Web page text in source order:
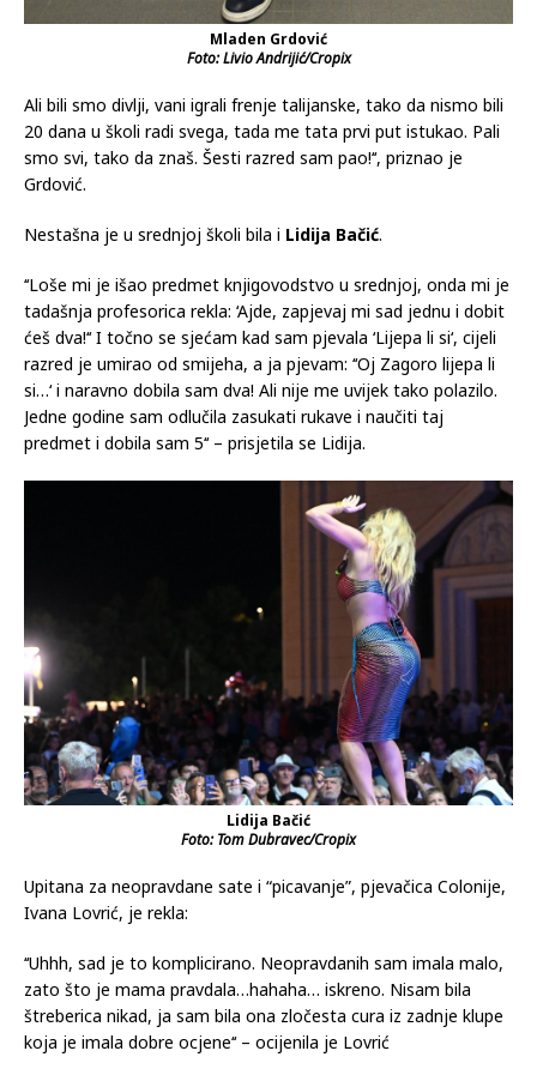
Mladen Grdović
Foto: Livio Andrijić/Cropix
Ali bili smo divlji, vani igrali frenje talijanske, tako da nismo bili
20 dana u školi radi svega, tada me tata prvi put istukao. Pali
smo svi, tako da znaš. Šesti razred sam pao!‘‘, priznao je
Grdović.
Nestašna je u srednjoj školi bila i Lidija Bačić.
‘‘Loše mi je išao predmet knjigovodstvo u srednjoj, onda mi je
tadašnja profesorica rekla: ‘Ajde, zapjevaj mi sad jednu i dobit
ćeš dva!‘‘ I točno se sjećam kad sam pjevala ‘Lijepa li si‘, cijeli
razred je umirao od smijeha, a ja pjevam: ‘‘Oj Zagoro lijepa li
si…‘ i naravno dobila sam dva! Ali nije me uvijek tako polazilo.
Jedne godine sam odlučila zasukati rukave i naučiti taj
predmet i dobila sam 5‘‘ – prisjetila se Lidija.
Lidija Bačić
Foto: Tom Dubravec/Cropix
Upitana za neopravdane sate i “picavanje”, pjevačica Colonije,
Ivana Lovrić, je rekla:
‘‘Uhhh, sad je to komplicirano. Neopravdanih sam imala malo,
zato što je mama pravdala…hahaha… iskreno. Nisam bila
štreberica nikad, ja sam bila ona zločesta cura iz zadnje klupe
koja je imala dobre ocjene‘‘ – ocijenila je Lovrić